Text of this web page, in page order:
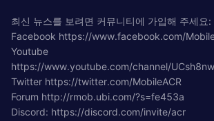
최신 뉴스를 보려면 커뮤니티에 가입해 주세요:
Facebook https://www.facebook.com/
Youtube
https://www.youtube.com/channel/
Twitter https://twitter.com/MobileACR
Forum http://rmob.ubi.com/?s=fe453a
Discord: https://discord.com/invite/acr